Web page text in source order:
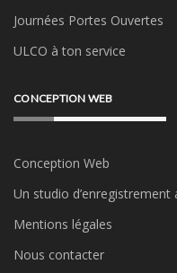
Journées Portes Ouvertes
ULCO à ton service
CONCEPTION WEB
Conception Web
Un studio
Mentions légales
Nous contacter